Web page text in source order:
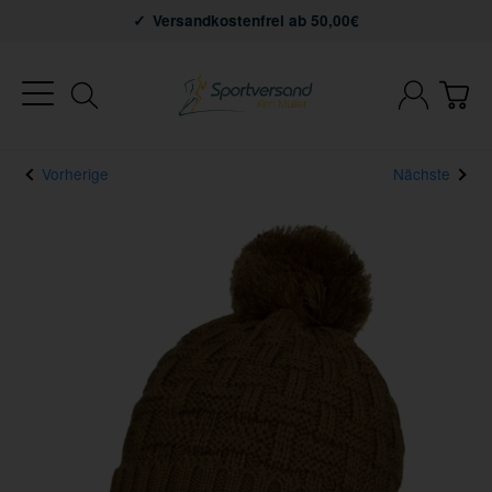
Versandkostenfrei ab 50,00€
Vorherige Nächste